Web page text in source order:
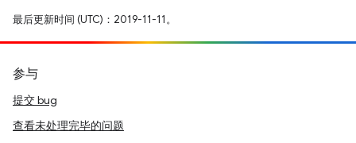
最后更新时间 (UTC)：2019-11-11。
参与
提交 bug
查看未处理完毕的问题